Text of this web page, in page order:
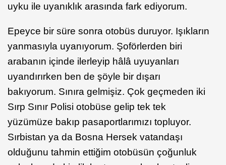
uyku ile uyanıklık arasında fark ediyorum.
Epeyce bir süre sonra otobüs duruyor. Işıkların
yanmasıyla uyanıyorum. Şoförlerden biri
arabanın içinde ilerleyip hâlâ uyuyanları
uyandırırken ben de şöyle bir dışarı
bakıyorum. Sınıra gelmişiz. Çok geçmeden iki
Sırp Sınır Polisi otobüse gelip tek tek
yüzümüze bakıp pasaportlarımızı topluyor.
Sırbistan ya da Bosna Hersek vatandaşı
olduğunu tahmin ettiğim otobüsün çoğunluk